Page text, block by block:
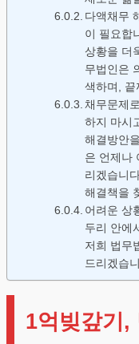
다액채무
이 필요합
상황을 더
무법인은
색하며, 끝
채무문제
하지 마시
해결방안
은 언제나
리겠습니
해결책을
어려운 상
두리 안에
저희 법무
드리겠습
1억빚갚기,